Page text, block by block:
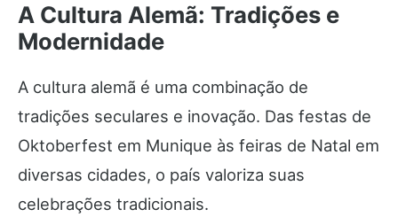
A Cultura Alemã: Tradições e
Modernidade
A cultura alemã é uma combinação de
tradições seculares e inovação. Das festas de
Oktoberfest em Munique às feiras de Natal em
diversas cidades, o país valoriza suas
celebrações tradicionais.